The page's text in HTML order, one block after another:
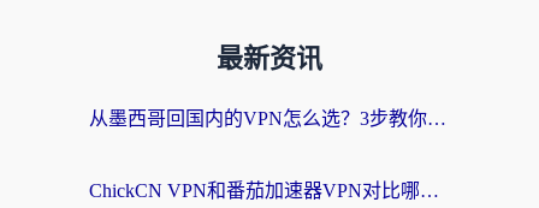
最新资讯
从墨西哥回国内的VPN怎么选？3步教你无缝刷剧、玩国服游戏
ChickCN VPN和番茄加速器VPN对比哪个回国效果更好？海外党亲测后的真实答案